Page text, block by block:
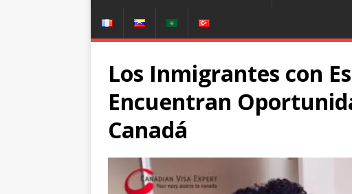
Los Inmigrantes con
Encuentran
Canadá